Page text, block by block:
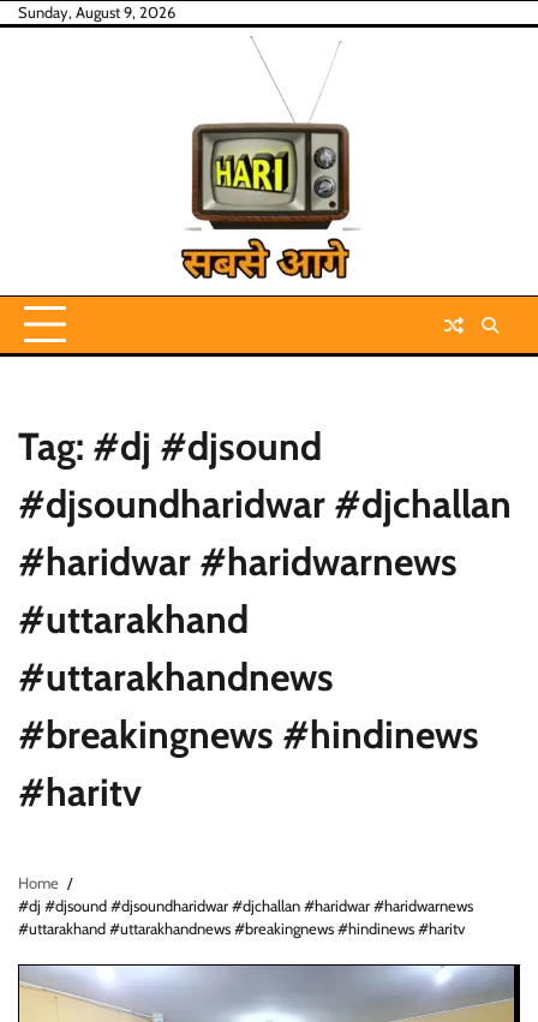
SkipSunday, August 9, 2026
Tag: #dj #djsound
#djsoundharidwar #djchallan
#haridwar #haridwarnews
#uttarakhand
#uttarakhandnews
#breakingnews #hindinews
#haritv
Home
#dj #djsound #djsoundharidwar #djchallan #haridwar #haridwarnews
#uttarakhand #uttarakhandnews #breakingnews #hindinews #haritv